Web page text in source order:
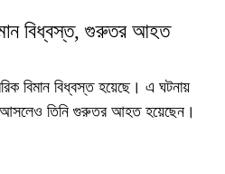
বিধ্বস্ত, গুরুতর আহত
বিমান বিধ্বস্ত হয়েছে। এ ঘটনায়
আসলেও তিনি গুরুতর আহত হয়েছেন।